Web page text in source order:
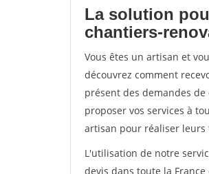
La solution
chantiers-
Vous êtes un artisan et
découvrez comment
présent des demandes
proposer vos services à
artisan pour réaliser leurs
L'utilisation de notre
devis dans toute la